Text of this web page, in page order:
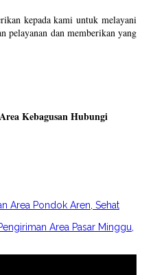
kepada kami untuk melayani
pelayanan dan memberikan yang
Kebagusan Hubungi
Area Pondok Aren, Sehat
Area Pasar Minggu,